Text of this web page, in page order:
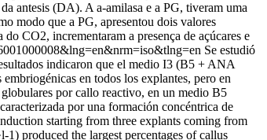
antesis (DA). A a-amilasa e a PG, tiveram uma
modo que a PG, apresentou dois valores
CO2, incrementaram a presença de açúcares e
Se estudió
indicaron que el medio I3 (B5 + ANA
en todos los explantes, pero en
por callo reactivo, en un medio B5
por una formación concéntrica de
starting from three explants coming from
produced the largest percentages of callus